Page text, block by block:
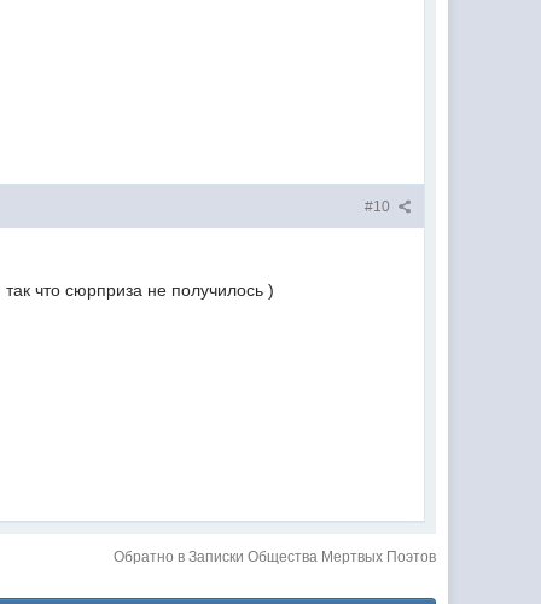
#10
что сюрприза не получилось )
Обратно в Записки Общества Мертвых Поэтов